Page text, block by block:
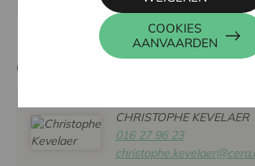
Contactpersoon
CHRISTOPHE KEVELAER
016 27 96 23
COOKIES
AANVAARDEN